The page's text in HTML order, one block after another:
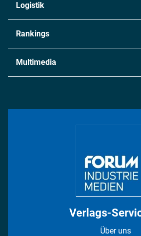
Chemie
Metall
Energie
Logistik
Rankings
Multimedia
Verlags-
Über uns